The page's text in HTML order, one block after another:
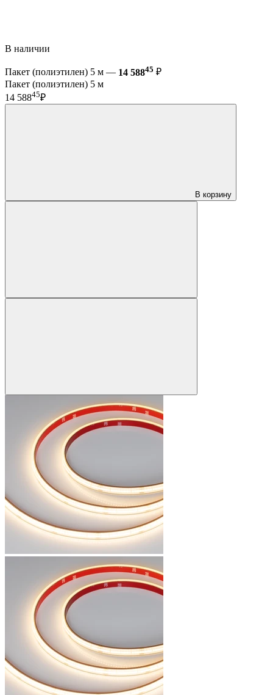
В наличии
Пакет (полиэтилен) 5 м — 14 58845 ₽
Пакет (полиэтилен) 5 м
14 58845₽
В корзину